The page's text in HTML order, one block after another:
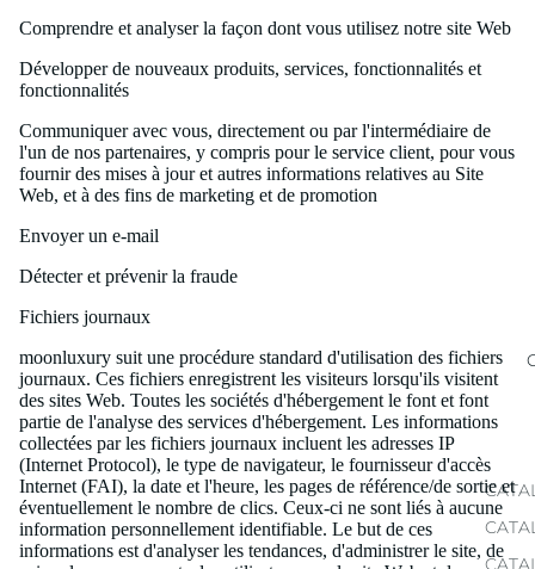
Comprendre et analyser la façon dont vous utilisez notre site Web
Développer de nouveaux produits, services, fonctionnalités et
fonctionnalités
Communiquer avec vous, directement ou par l'intermédiaire de
l'un de nos partenaires, y compris pour le service client, pour vous
fournir des mises à jour et autres informations relatives au Site
Web, et à des fins de marketing et de promotion
Envoyer un e-mail
Détecter et prévenir la fraude
Fichiers journaux
moonluxury suit une procédure standard d'utilisation des fichiers
journaux. Ces fichiers enregistrent les visiteurs lorsqu'ils visitent
des sites Web. Toutes les sociétés d'hébergement le font et font
partie de l'analyse des services d'hébergement. Les informations
collectées par les fichiers journaux incluent les adresses IP
(Internet Protocol), le type de navigateur, le fournisseur d'accès
Internet (FAI), la date et l'heure, les pages de référence/de sortie et
éventuellement le nombre de clics. Ceux-ci ne sont liés à aucune
information personnellement identifiable. Le but de ces
informations est d'analyser les tendances, d'administrer le site, de